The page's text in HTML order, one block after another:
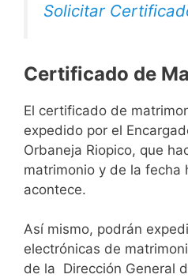
Solicitar
Certificado de
El certificado de
expedido por el
Orbaneja Riopico, que
matrimonio y de la fecha
acontece.
Así mismo, podrán
electrónicas de
de la Dirección General